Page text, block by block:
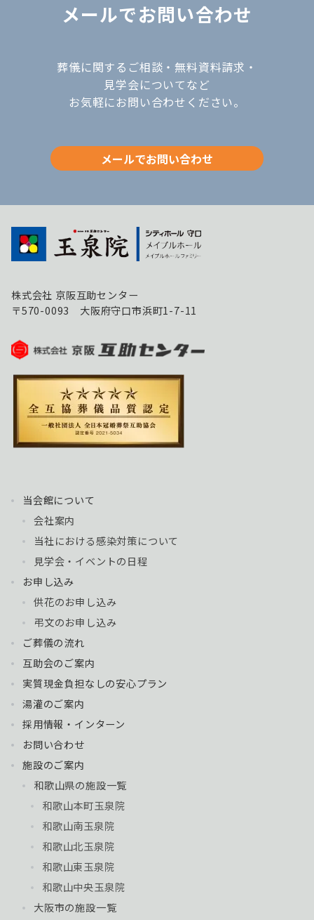
メールでお問い合わせ
葬儀に関するご相談・無料資料請求・
見学会についてなど
お気軽にお問い合わせください。
メールでお問い合わせ
株式会社 京阪互助センター
〒570-0093 大阪府守口市浜町1-7-11
当会館について
会社案内
当社における感染対策について
見学会・イベントの日程
お申し込み
供花のお申し込み
弔文のお申し込み
ご葬儀の流れ
互助会のご案内
実質現金負担なしの安心プラン
湯灌のご案内
採用情報・インターン
お問い合わせ
施設のご案内
和歌山県の施設一覧
和歌山本町玉泉院
和歌山南玉泉院
和歌山北玉泉院
和歌山東玉泉院
和歌山中央玉泉院
大阪市の施設一覧